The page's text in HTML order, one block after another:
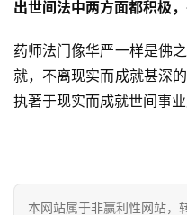
乐
菩
提
出世间法中两方面都积极
药师法门像华严一样是佛
就，不离现实而成就甚深
执著于现实而成就世间事
本网站属于非赢利性网站，